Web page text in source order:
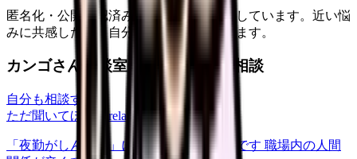
匿名化・公開承認済みの本音だけを表示しています。近い悩
みに共感したり、自分の状況を投稿できます。
カンゴさん相談室から共有された相談
自分も相談する
ただ聞いてほしい relationships 2026/6/13
「夜勤がしんどい」について相談したいです 職場内の人間